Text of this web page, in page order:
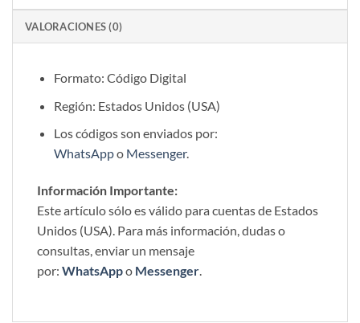
VALORACIONES (0)
Formato: Código Digital
Región: Estados Unidos (USA)
Los códigos son enviados por:
WhatsAppo Messenger.
Información Importante:
Este artículo sólo es válido para cuentas de Estados
Unidos (USA). Para más información, dudas o
consultas, enviar un mensaje
por: WhatsAppo Messenger.